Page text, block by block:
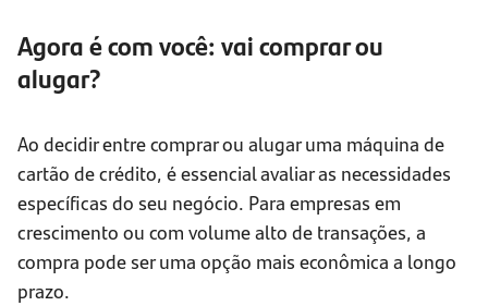
Agora é com você: vai comprar ou
alugar?
Ao decidir entre comprar ou alugar uma máquina de
cartão de crédito, é essencial avaliar as necessidades
específicas do seu negócio. Para empresas em
crescimento ou com volume alto de transações, a
compra pode ser uma opção mais econômica a longo
prazo.